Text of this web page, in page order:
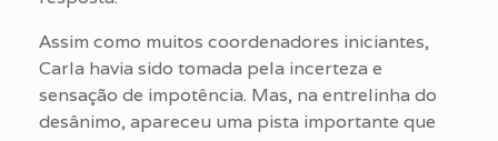
Assim como muitos coordenadores iniciantes,
Carla havia sido tomada pela incerteza e
sensação de impotência. Mas, na entrelinha do
desânimo, apareceu uma pista importante que